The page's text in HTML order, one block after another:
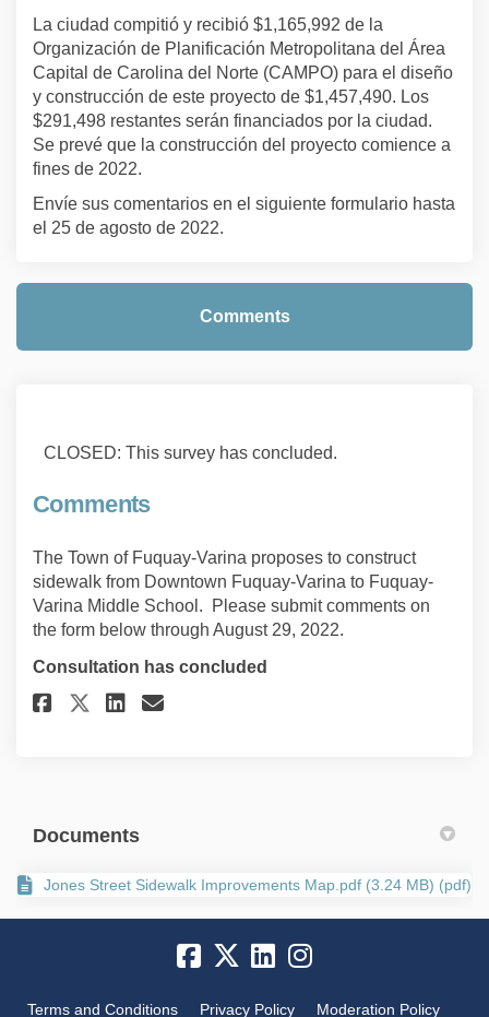
La ciudad compitió y recibió $1,165,992 de la
Organización de Planificación Metropolitana del Área
Capital de Carolina del Norte (CAMPO) para el diseño
y construcción de este proyecto de $1,457,490. Los
$291,498 restantes serán financiados por la ciudad.
Se prevé que la construcción del proyecto comience a
fines de 2022.
Envíe sus comentarios en el siguiente formulario hasta
el 25 de agosto de 2022.
Comments
CLOSED: This survey has concluded.
Comments
The Town of Fuquay-Varina proposes to construct
sidewalk from Downtown Fuquay-Varina to Fuquay-
Varina Middle School. Please submit comments on
the form below through August 29, 2022.
Consultation has concluded
Share Comments on Facebook
Share Comments on X
Share Comments on
Email Comments link
Documents
Jones Street Sidewalk Improvements Map.pdf (3.24 MB) (pdf)
Terms and Conditions Privacy Policy Moderation Policy